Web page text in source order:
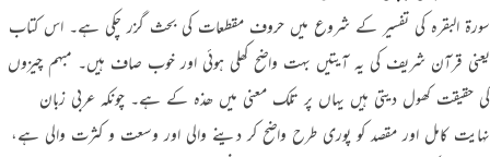
سورۃ البقرہ کی تفسیر کے شروع میں حروف مقطعات کی بحث گزر چکی ہے۔ اس کتاب
یعنی قرآن شریف کی یہ آیتیں بہت واضح کھلی ہوئی اور خوب صاف ہیں۔ مبہم چیزوں
کی حقیقت کھول دیتی ہیں یہاں پر تلک معنی میں ھذہ کے ہے۔ چونکہ عربی زبان
نہایت کامل اور مقصد کو پوری طرح واضح کر دینے والی اور وسعت و کثرت والی ہے،